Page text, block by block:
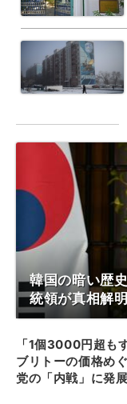
韓国の暗い歴
統領が真相解
「1個3000円超も
ブリトーの価格め
党の「内戦」に発展